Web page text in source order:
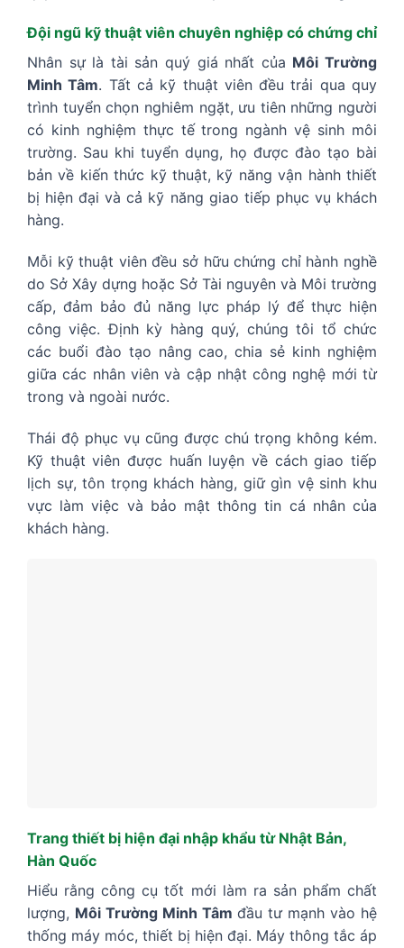
Đội ngũ kỹ thuật viên chuyên nghiệp có chứng chỉ
Nhân sự là tài sản quý giá nhất của Môi Trường
Minh Tâm. Tất cả kỹ thuật viên đều trải qua quy
trình tuyển chọn nghiêm ngặt, ưu tiên những người
có kinh nghiệm thực tế trong ngành vệ sinh môi
trường. Sau khi tuyển dụng, họ được đào tạo bài
bản về kiến thức kỹ thuật, kỹ năng vận hành thiết
bị hiện đại và cả kỹ năng giao tiếp phục vụ khách
hàng.
Mỗi kỹ thuật viên đều sở hữu chứng chỉ hành nghề
do Sở Xây dựng hoặc Sở Tài nguyên và Môi trường
cấp, đảm bảo đủ năng lực pháp lý để thực hiện
công việc. Định kỳ hàng quý, chúng tôi tổ chức
các buổi đào tạo nâng cao, chia sẻ kinh nghiệm
giữa các nhân viên và cập nhật công nghệ mới từ
trong và ngoài nước.
Thái độ phục vụ cũng được chú trọng không kém.
Kỹ thuật viên được huấn luyện về cách giao tiếp
lịch sự, tôn trọng khách hàng, giữ gìn vệ sinh khu
vực làm việc và bảo mật thông tin cá nhân của
khách hàng.
Trang thiết bị hiện đại nhập khẩu từ Nhật Bản,
Hàn Quốc
Hiểu rằng công cụ tốt mới làm ra sản phẩm chất
lượng, Môi Trường Minh Tâm đầu tư mạnh vào hệ
thống máy móc, thiết bị hiện đại. Máy thông tắc áp